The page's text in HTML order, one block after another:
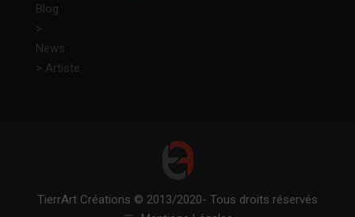
Blog
>
News
> Artiste
TierrArt Créations © 2013/2020- Tous droits réservés